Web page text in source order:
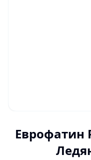
Еврофатин